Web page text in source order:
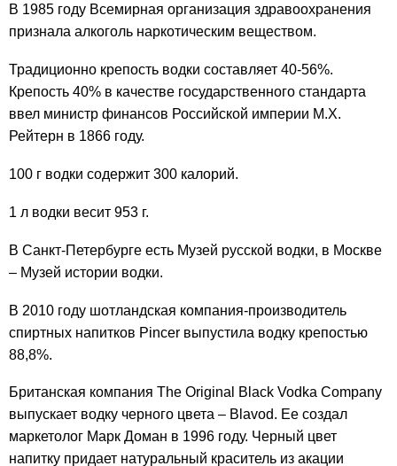
В 1985 году Всемирная организация здравоохранения
признала алкоголь наркотическим веществом.
Традиционно крепость водки составляет 40-56%.
Крепость 40% в качестве государственного стандарта
ввел министр финансов Российской империи М.Х.
Рейтерн в 1866 году.
100 г водки содержит 300 калорий.
1 л водки весит 953 г.
В Санкт-Петербурге есть Музей русской водки, в Москве
– Музей истории водки.
В 2010 году шотландская компания-производитель
спиртных напитков Pincer выпустила водку крепостью
88,8%.
Британская компания The Original Black Vodka Company
выпускает водку черного цвета – Blavod. Ее создал
маркетолог Марк Доман в 1996 году. Черный цвет
напитку придает натуральный краситель из акации